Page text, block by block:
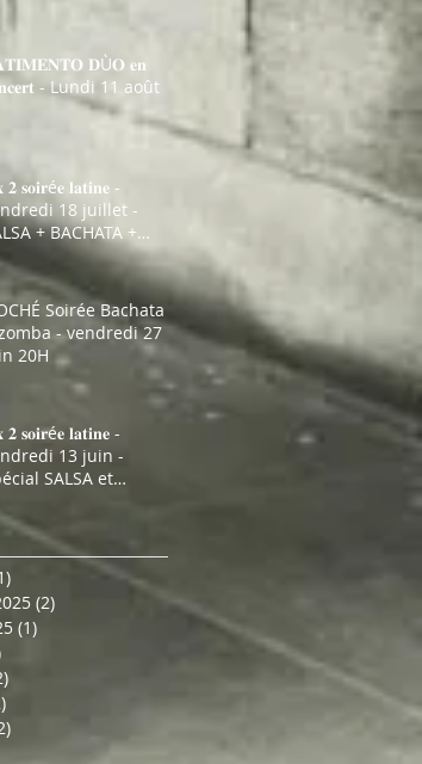
𝐃Ù𝐎 𝐞𝐧
- Lundi 11 août
𝟐 𝐬𝐨𝐢𝐫é𝐞 𝐥𝐚𝐭𝐢𝐧𝐞 -
18 juillet -
+ BACHATA +
!
Soirée Bachata +
- vendredi 27
20H
𝟐 𝐬𝐨𝐢𝐫é𝐞 𝐥𝐚𝐭𝐢𝐧𝐞 -
13 juin -
SALSA et
(2)
(1)